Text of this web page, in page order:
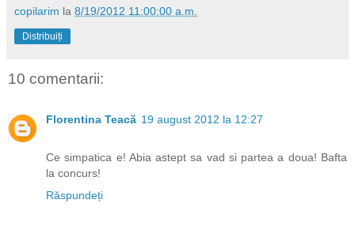
copilarim la 8/19/2012 11:00:00 a.m.
Distribuiți
10 comentarii:
Florentina Teacă 19 august 2012 la 12:27
Ce simpatica e! Abia astept sa vad si partea a doua! Bafta
la concurs!
Răspundeți